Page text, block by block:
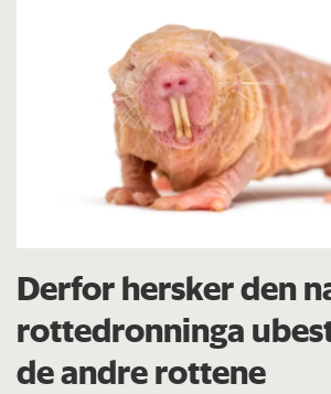
Derfor hersker den
rottedronninga
de andre rottene